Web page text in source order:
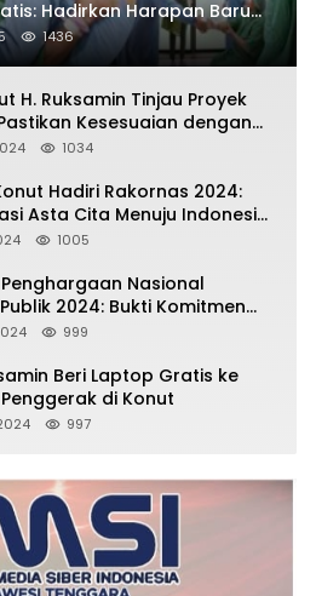
Hadirkan Harapan Baru
Konut
1436
H. Ruksamin Tinjau Proyek
Kesesuaian dengan
1034
Hadiri Rakornas 2024:
Asta Cita Menuju Indonesia
1005
Nasional
2024: Bukti Komitmen
Prima
999
Beri Laptop Gratis ke
di Konut
997